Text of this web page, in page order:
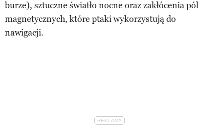
burze), sztuczne światło nocne oraz zakłócenia pól
magnetycznych, które ptaki wykorzystują do
nawigacji.